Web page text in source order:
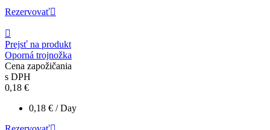
Rezervovať
Prejsť na produkt
Oporná trojnožka
Cena zapožičania
s DPH
0,18 €
0,18 € / Day